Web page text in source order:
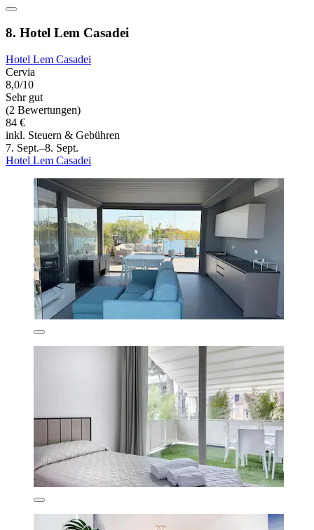
8. Hotel Lem Casadei
Hotel Lem Casadei
Cervia
8,0/10
Sehr gut
(2 Bewertungen)
84 €
inkl. Steuern & Gebühren
7. Sept.–8. Sept.
Hotel Lem Casadei